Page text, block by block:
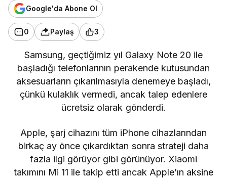
Google'da Abone Ol
0 Paylaş 3
Samsung, geçtiğimiz yıl Galaxy Note 20 ile
başladığı telefonlarının perakende kutusundan
aksesuarların çıkarılmasıyla denemeye başladı,
çünkü kulaklık vermedi, ancak talep edenlere
ücretsiz olarak gönderdi.
Apple, şarj cihazını tüm iPhone cihazlarından
birkaç ay önce çıkardıktan sonra strateji daha
fazla ilgi görüyor gibi görünüyor. Xiaomi
takımını Mi 11 ile takip etti ancak Apple’ın aksine